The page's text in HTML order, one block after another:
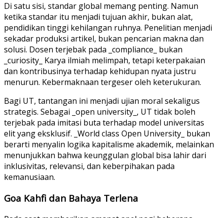
Di satu sisi, standar global memang penting. Namun
ketika standar itu menjadi tujuan akhir, bukan alat,
pendidikan tinggi kehilangan ruhnya. Penelitian menjadi
sekadar produksi artikel, bukan pencarian makna dan
solusi. Dosen terjebak pada _compliance_ bukan
_curiosity_ Karya ilmiah melimpah, tetapi keterpakaian
dan kontribusinya terhadap kehidupan nyata justru
menurun. Kebermaknaan tergeser oleh keterukuran.
Bagi UT, tantangan ini menjadi ujian moral sekaligus
strategis. Sebagai _open university_, UT tidak boleh
terjebak pada imitasi buta terhadap model universitas
elit yang eksklusif. _World class Open University_ bukan
berarti menyalin logika kapitalisme akademik, melainkan
menunjukkan bahwa keunggulan global bisa lahir dari
inklusivitas, relevansi, dan keberpihakan pada
kemanusiaan.
Goa Kahfi dan Bahaya Terlena